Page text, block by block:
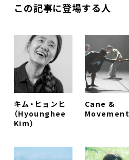
この記事に登場する人
キム・ヒョンヒ
（Hyounghee
Kim）
Cane &
Movement